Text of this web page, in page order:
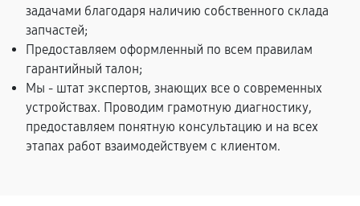
задачами благодаря наличию собственного склада
запчастей;
Предоставляем оформленный по всем правилам
гарантийный талон;
Мы - штат экспертов, знающих все о современных
устройствах. Проводим грамотную диагностику,
предоставляем понятную консультацию и на всех
этапах работ взаимодействуем с клиентом.